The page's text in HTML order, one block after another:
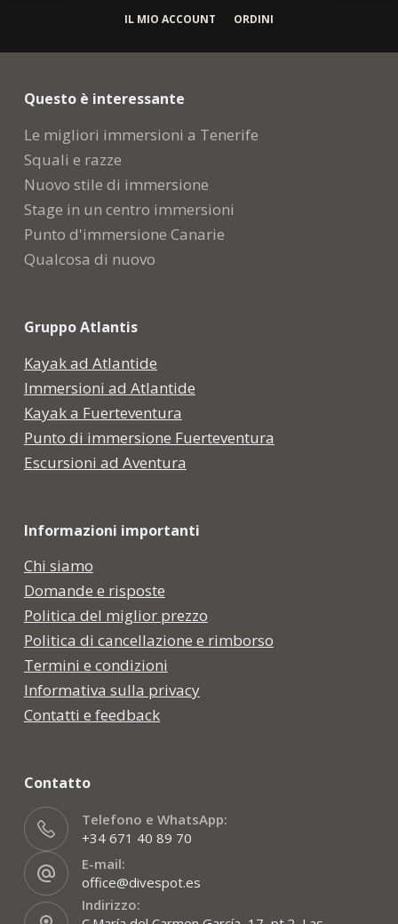
IL MIO ACCOUNT ORDINI
Questo è interessante
Le migliori immersioni a Tenerife
Squali e razze
Nuovo stile di immersione
Stage in un centro immersioni
Punto d'immersione Canarie
Qualcosa di nuovo
Gruppo Atlantis
Kayak ad Atlantide
Immersioni ad Atlantide
Kayak a Fuerteventura
Punto di immersione Fuerteventura
Escursioni ad Aventura
Informazioni importanti
Chi siamo
Domande e risposte
Politica del miglior prezzo
Politica di cancellazione e rimborso
Termini e condizioni
Informativa sulla privacy
Contatti e feedback
Contatto
Telefono e WhatsApp:
+34 671 40 89 70
E-mail:
office@divespot.es
Indirizzo: